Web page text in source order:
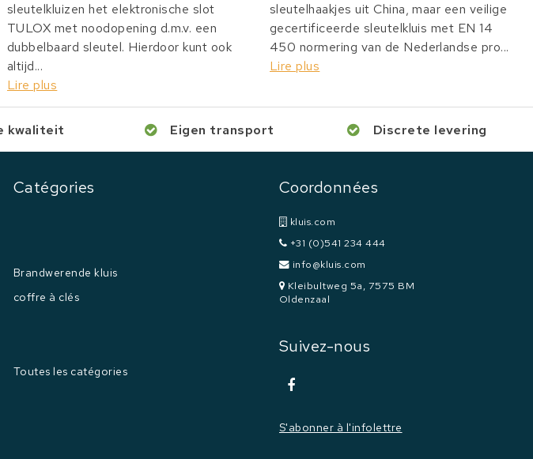
sleutelkluizen het elektronische slot
TULOX met noodopening d.m.v. een
dubbelbaard sleutel. Hierdoor kunt ook
altijd...
Lire plus
sleutelhaakjes uit China, maar een veilige
gecertificeerde sleutelkluis met EN 14
450 normering van de Nederlandse pro...
Lire plus
kwaliteit Eigen transport Discrete levering
Catégories
Brandwerende kluis
coffre à clés
Toutes les catégories
Coordonnées
kluis.com
+31 (0)541 234 444
info@kluis.com
Kleibultweg 5a, 7575 BM
Oldenzaal
Suivez-nous
S'abonner à l'infolettre